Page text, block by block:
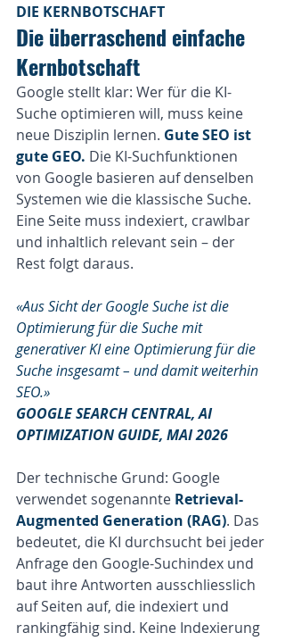
DIE KERNBOTSCHAFT
Die überraschend einfache
Kernbotschaft
Google stellt klar: Wer für die KI-
Suche optimieren will, muss keine
neue Disziplin lernen. Gute SEO ist
gute GEO. Die KI-Suchfunktionen
von Google basieren auf denselben
Systemen wie die klassische Suche.
Eine Seite muss indexiert, crawlbar
und inhaltlich relevant sein – der
Rest folgt daraus.
«Aus Sicht der Google Suche ist die
Optimierung für die Suche mit
generativer KI eine Optimierung für die
Suche insgesamt – und damit weiterhin
SEO.»
GOOGLE SEARCH CENTRAL, AI
OPTIMIZATION GUIDE, MAI 2026
Der technische Grund: Google
verwendet sogenannte Retrieval-
Augmented Generation (RAG). Das
bedeutet, die KI durchsucht bei jeder
Anfrage den Google-Suchindex und
baut ihre Antworten ausschliesslich
auf Seiten auf, die indexiert und
rankingfähig sind. Keine Indexierung